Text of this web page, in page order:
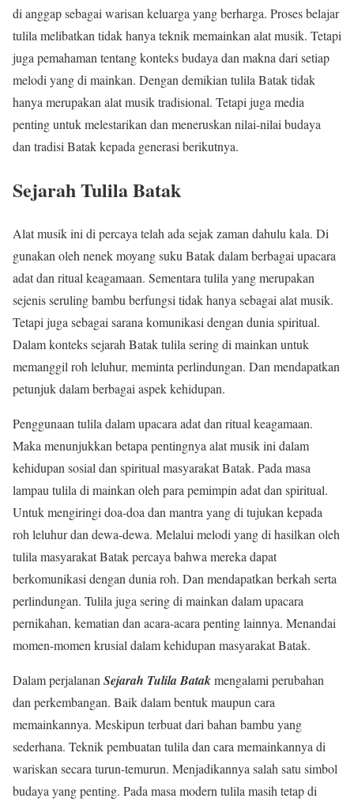
di anggap sebagai warisan keluarga yang berharga. Proses belajar
tulila melibatkan tidak hanya teknik memainkan alat musik. Tetapi
juga pemahaman tentang konteks budaya dan makna dari setiap
melodi yang di mainkan. Dengan demikian tulila Batak tidak
hanya merupakan alat musik tradisional. Tetapi juga media
penting untuk melestarikan dan meneruskan nilai-nilai budaya
dan tradisi Batak kepada generasi berikutnya.
Sejarah Tulila Batak
Alat musik ini di percaya telah ada sejak zaman dahulu kala. Di
gunakan oleh nenek moyang suku Batak dalam berbagai upacara
adat dan ritual keagamaan. Sementara tulila yang merupakan
sejenis seruling bambu berfungsi tidak hanya sebagai alat musik.
Tetapi juga sebagai sarana komunikasi dengan dunia spiritual.
Dalam konteks sejarah Batak tulila sering di mainkan untuk
memanggil roh leluhur, meminta perlindungan. Dan mendapatkan
petunjuk dalam berbagai aspek kehidupan.
Penggunaan tulila dalam upacara adat dan ritual keagamaan.
Maka menunjukkan betapa pentingnya alat musik ini dalam
kehidupan sosial dan spiritual masyarakat Batak. Pada masa
lampau tulila di mainkan oleh para pemimpin adat dan spiritual.
Untuk mengiringi doa-doa dan mantra yang di tujukan kepada
roh leluhur dan dewa-dewa. Melalui melodi yang di hasilkan oleh
tulila masyarakat Batak percaya bahwa mereka dapat
berkomunikasi dengan dunia roh. Dan mendapatkan berkah serta
perlindungan. Tulila juga sering di mainkan dalam upacara
pernikahan, kematian dan acara-acara penting lainnya. Menandai
momen-momen krusial dalam kehidupan masyarakat Batak.
Dalam perjalanan Sejarah Tulila Batakmengalami perubahan
dan perkembangan. Baik dalam bentuk maupun cara
memainkannya. Meskipun terbuat dari bahan bambu yang
sederhana. Teknik pembuatan tulila dan cara memainkannya di
wariskan secara turun-temurun. Menjadikannya salah satu simbol
budaya yang penting. Pada masa modern tulila masih tetap di